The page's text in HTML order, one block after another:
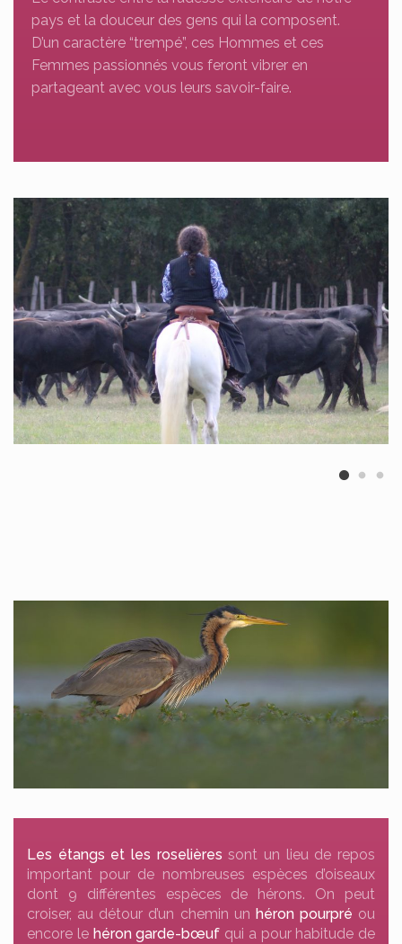
pays et la douceur des gens qui la composent.
D’un caractère “trempé”, ces Hommes et ces
Femmes passionnés vous feront vibrer en
partageant avec vous leurs savoir-faire.
Les étangs et les roselières sont un lieu de repos
important pour de nombreuses espèces d’oiseaux
dont 9 différentes espèces de hérons. On peut
croiser, au détour d’un chemin un héron pourpré ou
encore le héron garde-bœuf qui a pour habitude de